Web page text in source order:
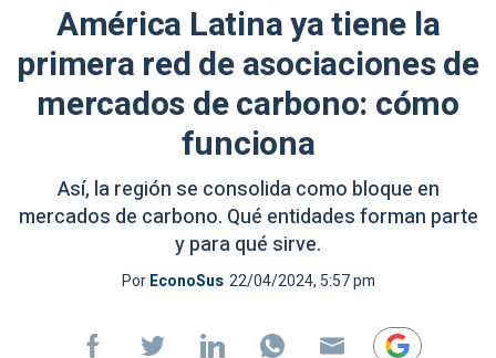
América Latina ya tiene la
primera red de asociaciones de
mercados de carbono: cómo
funciona
Así, la región se consolida como bloque en
mercados de carbono. Qué entidades forman parte
y para qué sirve.
PorEconoSus 22/04/2024, 5:57 pm